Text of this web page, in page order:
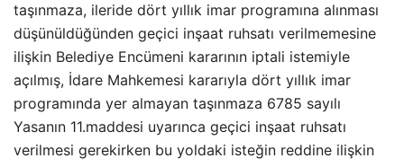
taşınmaza, ileride dört yıllık imar programına alınması
düşünüldüğünden geçici inşaat ruhsatı verilmemesine
ilişkin Belediye Encümeni kararının iptali istemiyle
açılmış, İdare Mahkemesi kararıyla dört yıllık imar
programında yer almayan taşınmaza 6785 sayılı
Yasanın 11.maddesi uyarınca geçici inşaat ruhsatı
verilmesi gerekirken bu yoldaki isteğin reddine ilişkin